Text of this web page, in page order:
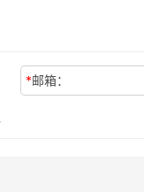
*邮箱：